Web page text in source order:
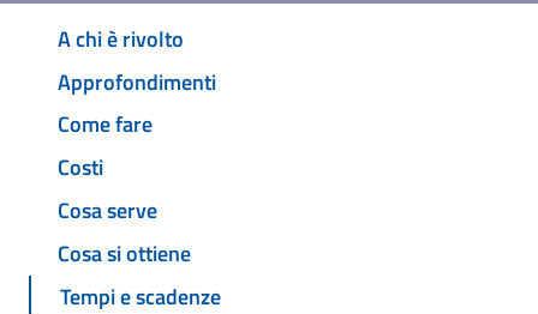
A chi è rivolto
Approfondimenti
Come fare
Costi
Cosa serve
Cosa si ottiene
Tempi e scadenze